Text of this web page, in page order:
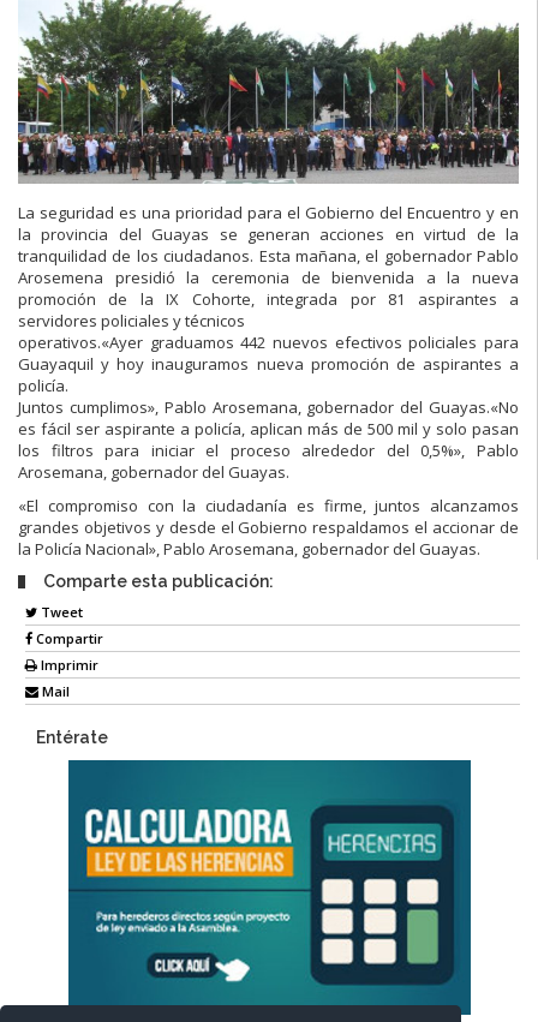
La seguridad es una prioridad para el Gobierno del Encuentro y en
la provincia del Guayas se generan acciones en virtud de la
tranquilidad de los ciudadanos. Esta mañana, el gobernador Pablo
Arosemena
presidió la ceremonia de bienvenida a la nueva
promoción de la IX Cohorte,integrada por 81 aspirantes
a
servidores policiales ytécnicos
operativos.«Ayer graduamos 442 nuevos efectivos policiales para
Guayaquily hoy inauguramos nueva promoción de aspirantes a
policía.
Juntos cumplimos», Pablo Arosemana, gobernador del Guayas.«No
es fácil ser aspirante a policía, aplican más de 500 mil y solo pasan
los filtros para iniciar el proceso alrededor del 0,5%», Pablo
Arosemana, gobernador del Guayas.
«El compromiso con la ciudadanía es firme, juntos alcanzamos
grandes objetivos y desde el Gobierno respaldamos el accionar de
la Policía Nacional»,Pablo Arosemana, gobernador del Guayas.
Comparte esta publicación:
Tweet
Compartir
Imprimir
Mail
Entérate